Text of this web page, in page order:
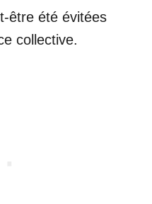
être été évitées
collective.